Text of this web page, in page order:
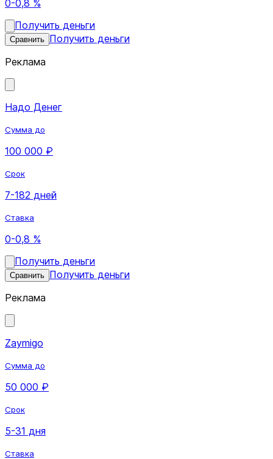
0-0,8 %
Получить деньги
Сравнить Получить деньги
Реклама
Надо Денег
Сумма до
100 000 ₽
Срок
7-182 дней
Ставка
0-0,8 %
Получить деньги
Сравнить Получить деньги
Реклама
Zaymigo
Сумма до
50 000 ₽
Срок
5-31 дня
Ставка